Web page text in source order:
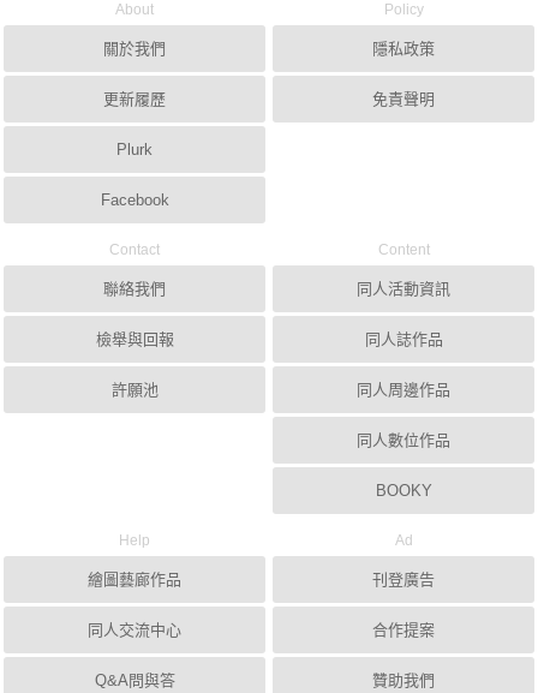
About
關於我們
更新履歷
Plurk
Facebook
Policy
隱私政策
免責聲明
Contact
聯絡我們
檢舉與回報
許願池
Content
同人活動資訊
同人誌作品
同人周邊作品
同人數位作品
BOOKY
Help
繪圖藝廊作品
同人交流中心
Q&A問與答
Ad
刊登廣告
合作提案
贊助我們